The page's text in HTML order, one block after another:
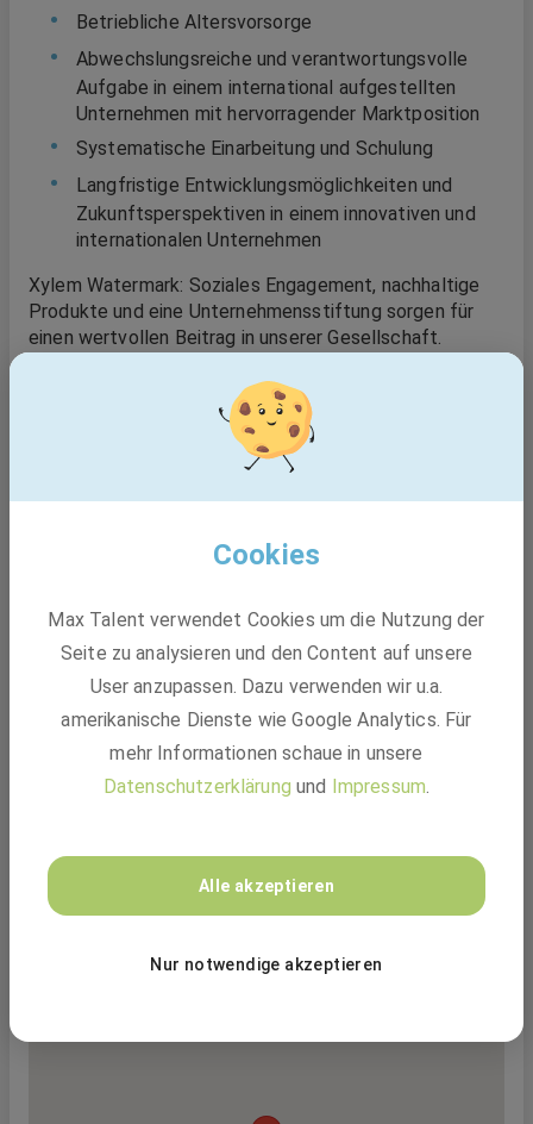
Betriebliche Altersvorsorge
Abwechslungsreiche und verantwortungsvolle
Aufgabe in einem international aufgestellten
Unternehmen mit hervorragender Marktposition
Systematische Einarbeitung und Schulung
Langfristige Entwicklungsmöglichkeiten und
Zukunftsperspektiven in einem innovativen und
internationalen Unternehmen
Xylem Watermark: Soziales Engagement, nachhaltige
Produkte und eine Unternehmensstiftung sorgen für
einen wertvollen Beitrag in unserer Gesellschaft.
Xylem ist ein Arbeitgeber, der Chancengleichheit
fördert. Personalentscheidungen werden ohne
Rücksicht auf Nationalität, Hautfarbe, Religion,
ethnische Herkunft, Geschlecht, sexuelle
und Nachhaltigkeit. Unsere Produkte beeinflussen
Versorgungsunternehmen, Industrie, Wohn- und
Gewerbegebäude. Gemeinsam schaffen wir eine Welt,
in der Wasserprobleme mit Einfallsreichtum und
Engagement gelöst werden und Vielfalt Innovation
Cookies
Max Talent verwendet Cookies um die Nutzung der
Seite zu analysieren und den Content auf unsere
User anzupassen. Dazu verwenden wir u.a.
amerikanische Dienste wie Google Analytics. Für
mehr Informationen schaue in unsere
Datenschutzerklärung und Impressum.
Alle akzeptieren
Nur notwendige akzeptieren